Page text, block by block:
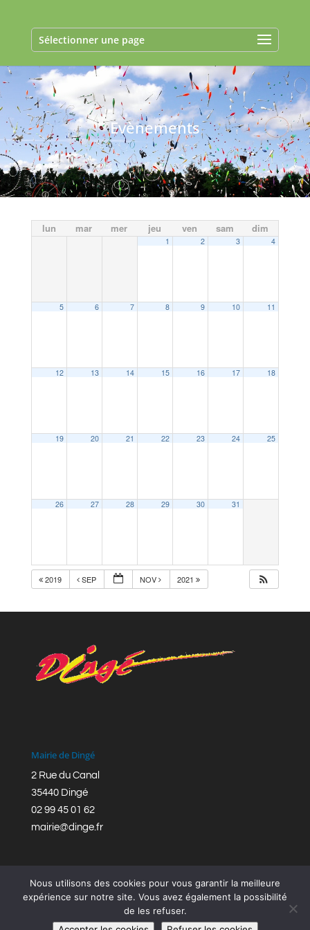
Sélectionner une page
Evènements
lun mar mer jeu ven sam dim
1 2 3 4
5 6 7 8 9 10 11
12 13 14 15 16 17 18
19 20 21 22 23 24 25
26 27 28 29 30 31
2019 SEP NOV 2021
Mairie de Dingé
2 Rue du Canal
35440 Dingé
02 99 45 01 62
mairie@dinge.fr
Réalisation © Mairie de Dingé,Bretagne Romantique
Nous utilisons des cookies pour vous garantir la meilleure
expérience sur notre site. Vous avez également la possibilité
de les refuser.